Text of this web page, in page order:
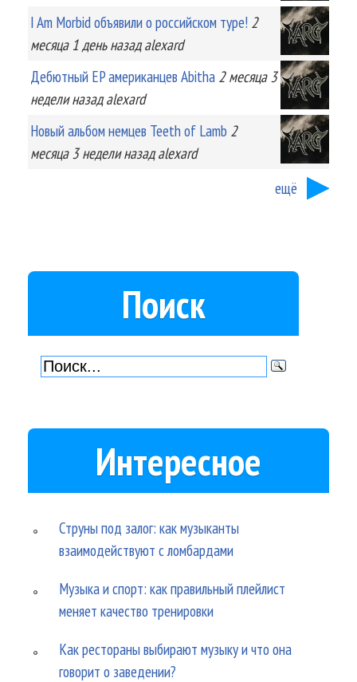
I Am Morbid объявили о российском туре! 2
месяца 1 деньназад alexard
Дебютный EP американцев Abitha 2 месяца 3
неделиназад alexard
Новый альбом немцев Teeth of Lamb 2
месяца 3 неделиназад alexard
ещё
Поиск
Интересное
Струны под залог: как музыканты
взаимодействуют с ломбардами
Музыка и спорт: как правильный плейлист
меняет качество тренировки
Как рестораны выбирают музыку и что она
говорит о заведении?